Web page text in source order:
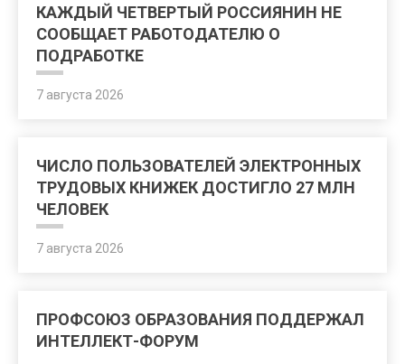
КАЖДЫЙ ЧЕТВЕРТЫЙ РОССИЯНИН НЕ
СООБЩАЕТ РАБОТОДАТЕЛЮ О
ПОДРАБОТКЕ
7 августа 2026
ЧИСЛО ПОЛЬЗОВАТЕЛЕЙ ЭЛЕКТРОННЫХ
ТРУДОВЫХ КНИЖЕК ДОСТИГЛО 27 МЛН
ЧЕЛОВЕК
7 августа 2026
ПРОФСОЮЗ ОБРАЗОВАНИЯ ПОДДЕРЖАЛ
ИНТЕЛЛЕКТ-ФОРУМ